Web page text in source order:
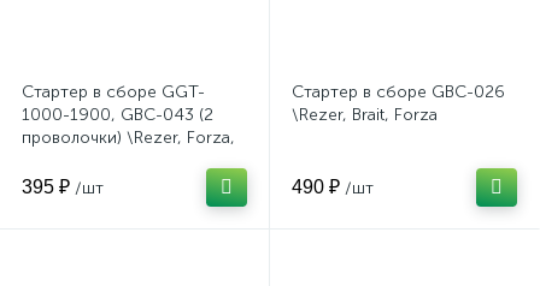
Стартер в сборе GGT-
1000-1900, GBC-043 (2
проволочки) \Rezer, Forza,
395 ₽ /шт
Стартер в сборе GBC-026
\Rezer, Brait, Forza
490 ₽ /шт